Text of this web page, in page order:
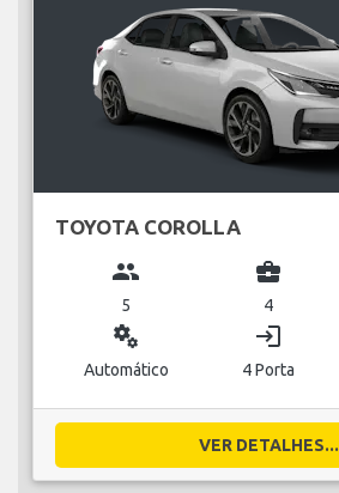
TOYOTA COROLLA
group
5
business_center
4
miscellaneous_services
Automático
login
4 Porta
VER DETALHES...